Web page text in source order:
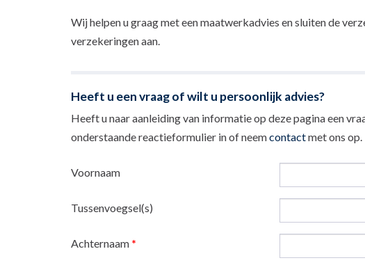
Wij helpen u graag met een maatwerkadvies en sluiten de
verzekeringen aan.
Heeft u een vraag of wilt u persoonlijk advies?
Heeft u naar aanleiding van informatie op deze pagina een
onderstaande reactieformulier in of neemcontactmet ons op.
Voornaam
Tussenvoegsel(s)
Achternaam *